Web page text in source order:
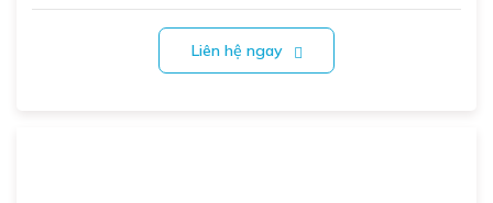
Liên hệ ngay